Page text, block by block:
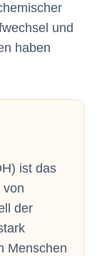
und
haben
ist das
von
der
Menschen